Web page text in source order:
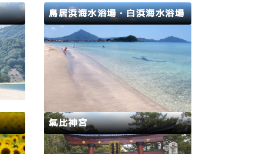
、1
ジな
は「美浜海水浴場一覧」にてご確認
ください。https://wakasa-miha
ma.jp/beach/
原
三大
名勝
は氣
浜藩
カマ
鳥居浜海水浴場・白浜海水浴場
2025年海水浴場開設期間 7月12日
（土）～8月24日（日）白浜海水浴
場も鳥居浜（とりいはま）海水浴場
も、青い海が美しい海水浴場です。
お子様連れにちょうどいい砂浜の広
さで、砂浜の後ろには松原が広がり
ます。
若狭路 高浜町
氣比神宮
若狭路 敦賀市